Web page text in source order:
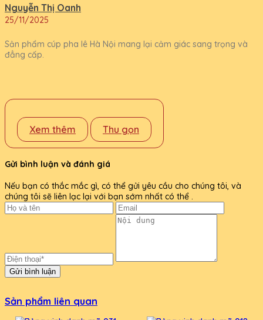
Nguyễn Thị Oanh
25/11/2025
Sản phẩm cúp pha lê Hà Nội mang lại cảm giác sang trọng và
đẳng cấp.
Xem thêm Thu gọn
Gửi bình luận và đánh giá
Nếu bạn có thắc mắc gì, có thể gửi yêu cầu cho chúng tôi, và
chúng tôi sẽ liên lạc lại với bạn sớm nhất có thể .
Gửi bình luận
Sản phẩm liên quan